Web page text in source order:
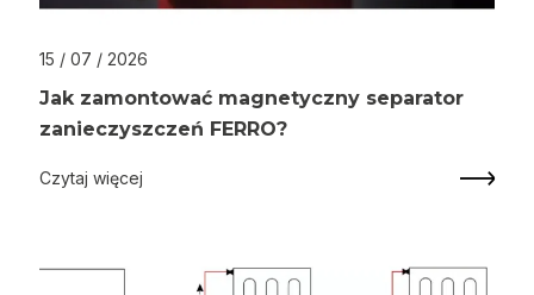
15 / 07 / 2026
Jak zamontować magnetyczny separator
zanieczyszczeń FERRO?
Czytaj więcej